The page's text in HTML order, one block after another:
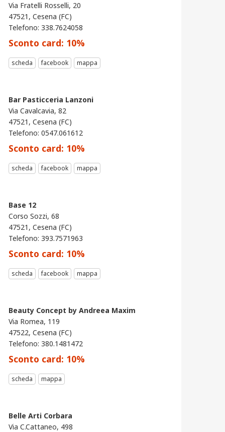
Via Fratelli Rosselli, 20
47521, Cesena (FC)
Telefono: 338.7624058
Sconto card: 10%
scheda facebook mappa
Bar Pasticceria Lanzoni
Via Cavalcavia, 82
47521, Cesena (FC)
Telefono: 0547.061612
Sconto card: 10%
scheda facebook mappa
Base 12
Corso Sozzi, 68
47521, Cesena (FC)
Telefono: 393.7571963
Sconto card: 10%
scheda facebook mappa
Beauty Concept by Andreea Maxim
Via Romea, 119
47522, Cesena (FC)
Telefono: 380.1481472
Sconto card: 10%
scheda mappa
Belle Arti Corbara
Via C.Cattaneo, 498